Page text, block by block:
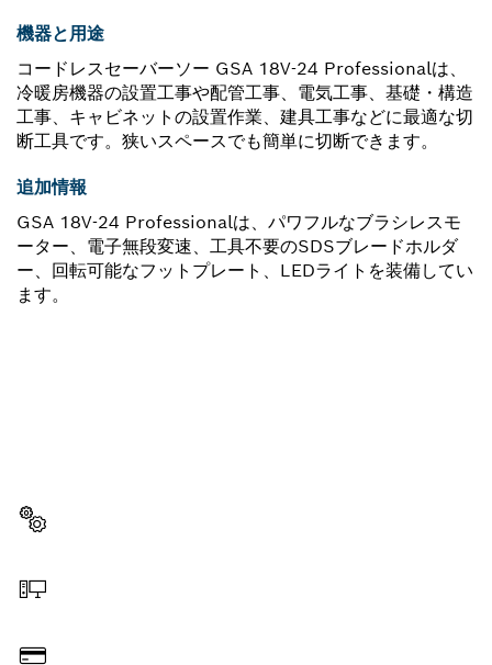
機器と用途
コードレスセーバーソー GSA 18V-24 Professionalは、
冷暖房機器の設置工事や配管工事、電気工事、基礎・構造
工事、キャビネットの設置作業、建具工事などに最適な切
断工具です。狭いスペースでも簡単に切断できます。
追加情報
GSA 18V-24 Professionalは、パワフルなブラシレスモ
ーター、電子無段変速、工具不要のSDSブレードホルダ
ー、回転可能なフットプレート、LEDライトを装備してい
ます。